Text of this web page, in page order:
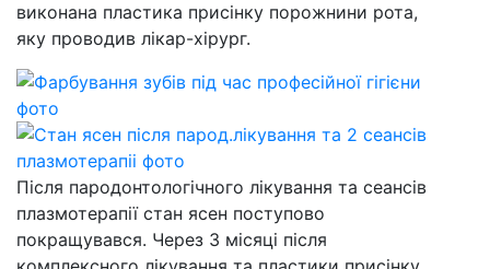
виконана пластика присінку порожнини рота,
яку проводив лікар-хірург.
Після пародонтологічного лікування та сеансів
плазмотерапії стан ясен поступово
покращувався. Через 3 місяці після